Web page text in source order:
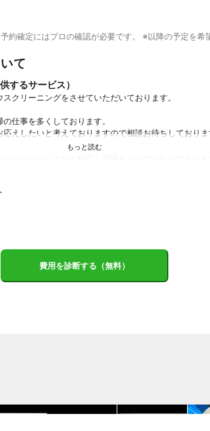
約確定にはプロの確認が必要です。 ※以降の予定を希
て
するサービス）
クリーニングをさせていただいております。
仕事を多くしております。
えしたいと考えておりますので相談お待ちしておりま
な経験を持った従業員がいますので何かとお役に立て
費用を診断する（無料）